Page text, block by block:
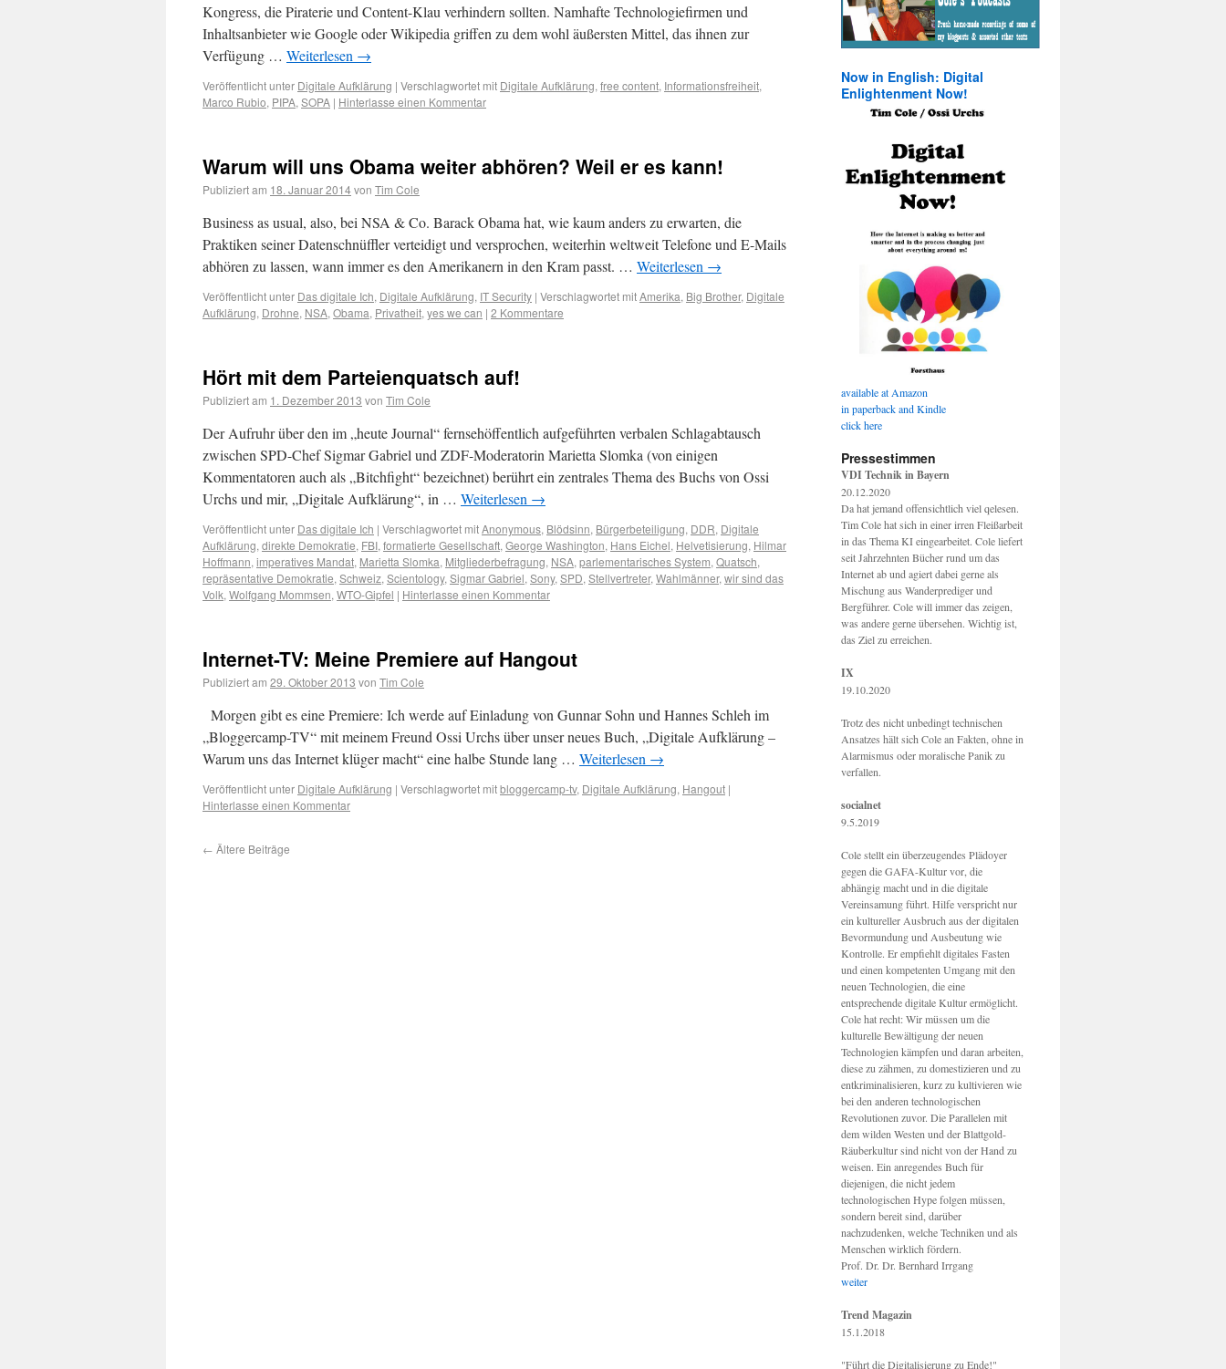
Kongress, die Piraterie und Content-Klau verhindern sollten. Namhafte Technologiefirmen und
Inhaltsanbieter wie Google oder Wikipedia griffen zu dem wohl äußersten Mittel, das ihnen zur
Verfügung … Weiterlesen →
Veröffentlicht unter Digitale Aufklärung | Verschlagwortet mit Digitale Aufklärung, free content, Informationsfreiheit,
Marco Rubio, PIPA, SOPA | Hinterlasse einen Kommentar
Warum will uns Obama weiter abhören? Weil er es kann!
Publiziert am 18. Januar 2014von Tim Cole
Business as usual, also, bei NSA & Co. Barack Obama hat, wie kaum anders zu erwarten, die
Praktiken seiner Datenschnüffler verteidigt und versprochen, weiterhin weltweit Telefone und E-Mails
abhören zu lassen, wann immer es den Amerikanern in den Kram passt. … Weiterlesen →
Veröffentlicht unter Das digitale Ich, Digitale Aufklärung, IT Security | Verschlagwortet mitAmerika, Big Brother, Digitale
Aufklärung, Drohne, NSA, Obama, Privatheit, yes we can | 2 Kommentare
Hört mit dem Parteienquatsch auf!
Publiziert am 1. Dezember 2013 von Tim Cole
Der Aufruhr über den im „heute Journal“ fernsehöffentlich aufgeführten verbalen Schlagabtausch
zwischen SPD-Chef Sigmar Gabriel und ZDF-Moderatorin Marietta Slomka (von einigen
Kommentatoren auch als „Bitchfight“ bezeichnet) berührt ein zentrales Thema des Buchs von Ossi
Urchs und mir, „Digitale Aufklärung“, in … Weiterlesen →
Veröffentlicht unter Das digitale Ich | Verschlagwortet mitAnonymous, Blödsinn, Bürgerbeteiligung, DDR, Digitale
Aufklärung, direkte Demokratie, FBI, formatierte Gesellschaft, George Washington, Hans Eichel, Helvetisierung, Hilmar
Hoffmann, imperatives Mandat, Marietta Slomka, Mitgliederbefragung, NSA, parlementarisches System, Quatsch,
repräsentative Demokratie, Schweiz, Scientology, Sigmar Gabriel, Sony, SPD, Stellvertreter, Wahlmänner, wir sind das
Volk, Wolfgang Mommsen, WTO-Gipfel | Hinterlasse einen Kommentar
Internet-TV: Meine Premiere auf Hangout
Publiziert am 29. Oktober 2013 von Tim Cole
Morgen gibt es eine Premiere: Ich werde auf Einladung von Gunnar Sohn und Hannes Schleh im
„Bloggercamp-TV“ mit meinem Freund Ossi Urchs über unser neues Buch, „Digitale Aufklärung –
Warum uns das Internet klüger macht“ eine halbe Stunde lang … Weiterlesen →
Veröffentlicht unter Digitale Aufklärung | Verschlagwortet mitbloggercamp-tv, Digitale Aufklärung, Hangout |
Hinterlasse einen Kommentar
← Ältere Beiträge
Now in English: Digital
Enlightenment Now!
available at Amazon
in paperback and Kindle
click here
Pressestimmen
VDI Technik in Bayern
20.12.2020
Da hat jemand offensichtlich viel qelesen.
Tim Cole hat sich in einer irren Fleißarbeit
in das Thema KI eingearbeitet. Cole liefert
seit Jahrzehnten Bücher rund um das
Internet ab und agiert dabei gerne als
Mischung aus Wanderprediger und
Bergführer. Cole will immer das zeigen,
was andere gerne übersehen. Wichtig ist,
das Ziel zu erreichen.
IX
19.10.2020
Trotz des nicht unbedingt technischen
Ansatzes hält sich Cole an Fakten, ohne in
Alarmismus oder moralische Panik zu
verfallen.
socialnet
9.5.2019
Cole stellt ein überzeugendes Plädoyer
gegen die GAFA-Kultur vor, die
abhängig macht und in die digitale
Vereinsamung führt. Hilfe verspricht nur
ein kultureller Ausbruch aus der digitalen
Bevormundung und Ausbeutung wie
Kontrolle. Er empfiehlt digitales Fasten
und einen kompetenten Umgang mit den
neuen Technologien, die eine
entsprechende digitale Kultur ermöglicht.
Cole hat recht: Wir müssen um die
kulturelle Bewältigung der neuen
Technologien kämpfen und daran arbeiten,
diese zu zähmen, zu domestizieren und zu
entkriminalisieren, kurz zu kultivieren wie
bei den anderen technologischen
Revolutionen zuvor. Die Parallelen mit
dem wilden Westen und der Blattgold-
Räuberkultur sind nicht von der Hand zu
weisen. Ein anregendes Buch für
diejenigen, die nicht jedem
technologischen Hype folgen müssen,
sondern bereit sind, darüber
nachzudenken, welche Techniken und als
Menschen wirklich fördern.
Prof. Dr. Dr. Bernhard Irrgang
weiter
Trend Magazin
15.1.2018
"Führt die Digitalisierung zu Ende!"